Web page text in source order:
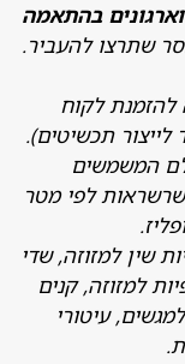
בהתאמה
להעביר.
לקוח
תכשיטים).
לפי מטר
שדי
קנים
עיטורי